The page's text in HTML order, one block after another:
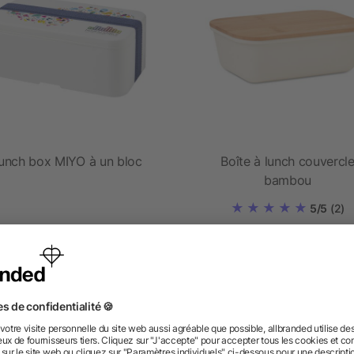
box MIYO à un bloc
Boîte à lunch couvercle
bambou
5/5 (2)
questions ? Nous avons les